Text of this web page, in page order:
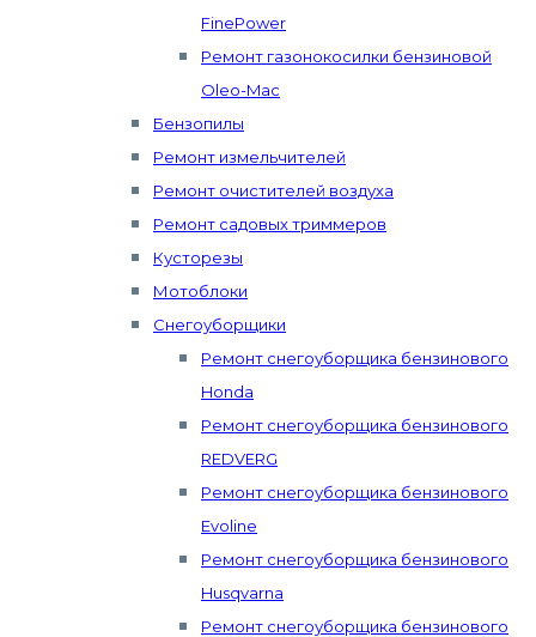
FinePower
Ремонт газонокосилки бензиновой
Oleo-Mac
Бензопилы
Ремонт измельчителей
Ремонт очистителей воздуха
Ремонт садовых триммеров
Кусторезы
Мотоблоки
Снегоуборщики
Ремонт снегоуборщика бензинового
Honda
Ремонт снегоуборщика бензинового
REDVERG
Ремонт снегоуборщика бензинового
Evoline
Ремонт снегоуборщика бензинового
Husqvarna
Ремонт снегоуборщика бензинового